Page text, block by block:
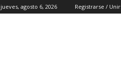
jueves, agosto 6, 2026 Registrarse /